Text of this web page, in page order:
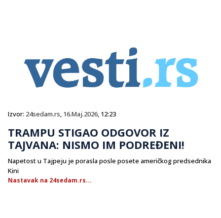
Izvor: 24sedam.rs, 16.Maj.2026, 12:23
TRAMPU STIGAO ODGOVOR IZ
TAJVANA: NISMO IM PODREĐENI!
Napetost u Tajpeju je porasla posle posete američkog predsednika
Kini
Nastavak na 24sedam.rs...